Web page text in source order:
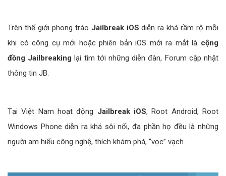
Trên thế giới phong trào Jailbreak iOSdiễn ra khá rầm rộ mỗi
khi có công cụ mới hoặc phiên bản iOS mới ra mắt là cộng
đồng Jailbreaking lại tìm tới những diễn đàn, Forum cập nhật
thông tin JB.
Tại Việt Nam hoạt động Jailbreak iOS, Root Android, Root
Windows Phone diễn ra khá sôi nổi, đa phần họ đều là những
người am hiểu công nghệ, thích khám phá, “vọc” vạch.